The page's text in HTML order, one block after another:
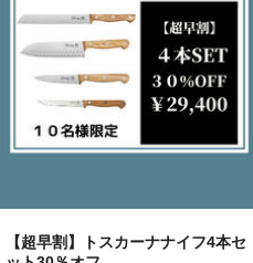
【超早割】トスカーナナイフ4本セ